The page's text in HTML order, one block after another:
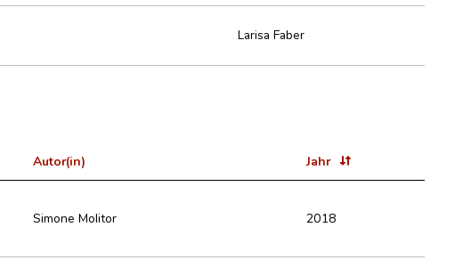
Larisa Faber
Autor(in) Jahr
Simone Molitor 2018